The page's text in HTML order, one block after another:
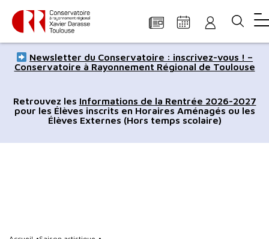
Panneau de gestion des cookies
Aller
au
principal
à
navigation
à
recherche
au
de
page
au
du
site
Newsletter du Conservatoire : inscrivez-vous ! –
Conservatoire à Rayonnement Régional de Toulouse
Retrouvez les Informations de la Rentrée 2026-2027
pour les Élèves inscrits en Horaires Aménagés ou les
Élèves Externes (Hors temps scolaire)